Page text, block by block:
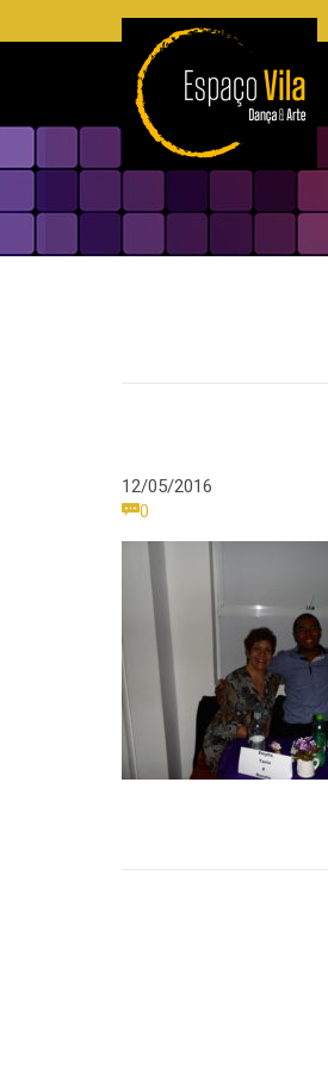
12/05/2016
0